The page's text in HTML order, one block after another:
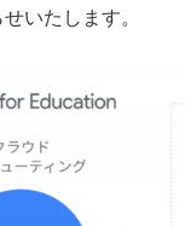
いたします。